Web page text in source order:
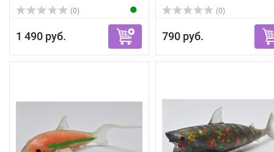
(0)
1 490 руб.
(0)
790 руб.